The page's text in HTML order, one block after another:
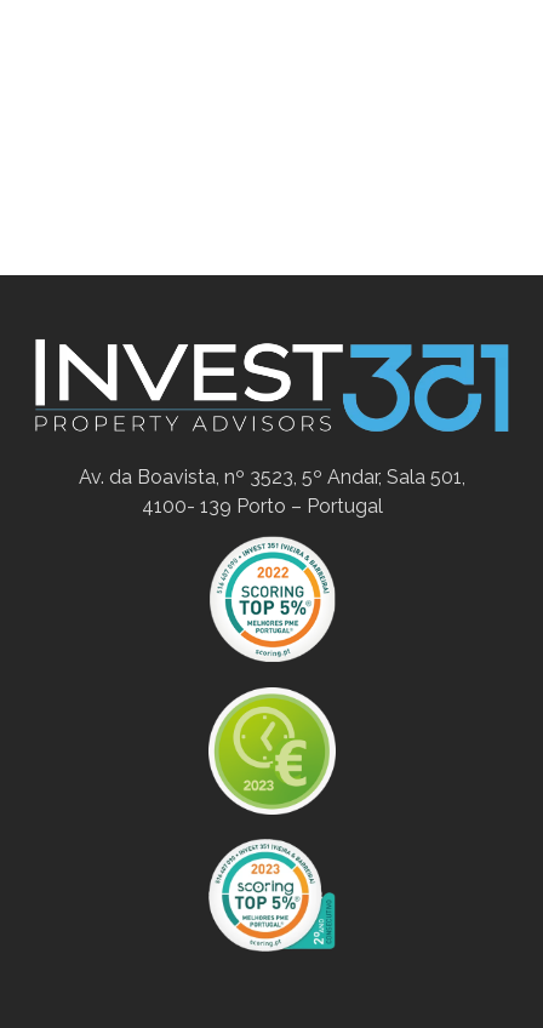
Av. da Boavista, nº 3523, 5º Andar, Sala 501,
4100- 139 Porto – Portugal